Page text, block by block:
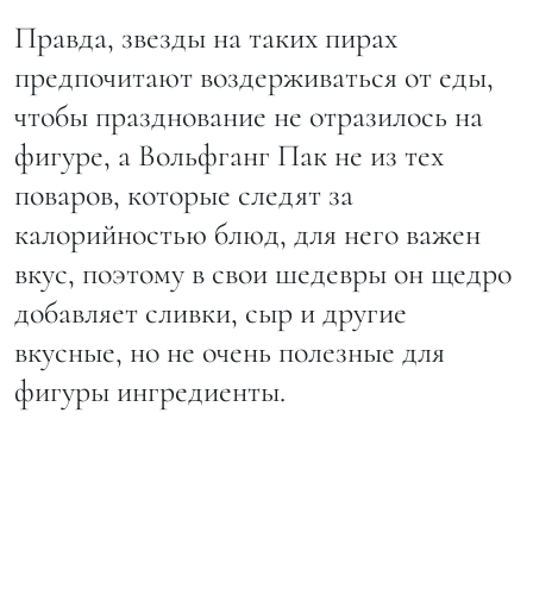
Правда, звезды на таких пирах
предпочитают воздерживаться от еды,
чтобы празднование не отразилось на
фигуре, а Вольфганг Пак не из тех
поваров, которые следят за
калорийностью блюд, для него важен
вкус, поэтому в свои шедевры он щедро
добавляет сливки, сыр и другие
вкусные, но не очень полезные для
фигуры ингредиенты.